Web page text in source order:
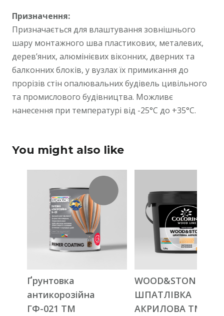
Призначення:
Призначається для влаштування зовнішнього
шару монтажного шва пластикових, металевих,
дерев’яних, алюмінієвих віконних, дверних та
балконних блоків, у вузлах їх примикання до
прорізів стін опалювальних будівель цивільного
та промислового будівництва. Можливє
нанесення при температурі від -25°С до +35°С.
You might also like
Ґрунтовка
антикорозійна
ГФ-021 ТМ
WOOD&STONE
ШПАТЛІВКА
АКРИЛОВА ТМ